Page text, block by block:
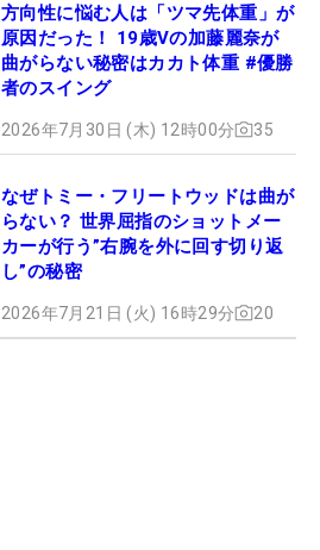
方向性に悩む人は「ツマ先体重」が
原因だった！ 19歳Vの加藤麗奈が
曲がらない秘密はカカト体重 #優勝
者のスイング
2026年7月30日 (木) 12時00分 35
なぜトミー・フリートウッドは曲が
らない？ 世界屈指のショットメー
カーが行う”右腕を外に回す切り返
し”の秘密
2026年7月21日 (火) 16時29分 20